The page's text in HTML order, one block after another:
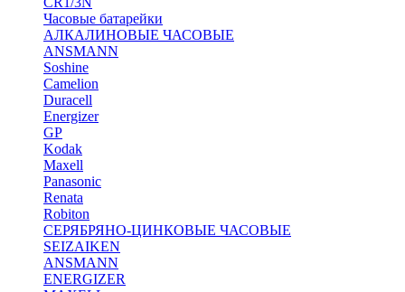
Часовые батарейки
АЛКАЛИНОВЫЕ ЧАСОВЫЕ
ANSMANN
Soshine
Camelion
Duracell
Energizer
GP
Kodak
Maxell
Panasonic
Renata
Robiton
СЕРЯБРЯНО-ЦИНКОВЫЕ ЧАСОВЫЕ
SEIZAIKEN
ANSMANN
ENERGIZER